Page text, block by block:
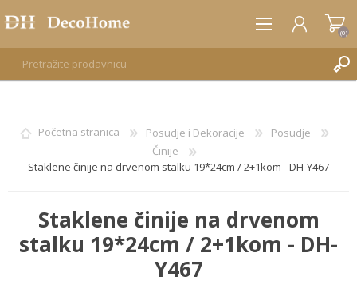
REGISTRUJTE SE
(0)
Početna stranica Posudje i Dekoracije
Posudje
Činije
Staklene činije na drvenom stalku 19*24cm / 2+1kom - DH-Y467
Staklene činije na drvenom
stalku 19*24cm / 2+1kom - DH-
Y467